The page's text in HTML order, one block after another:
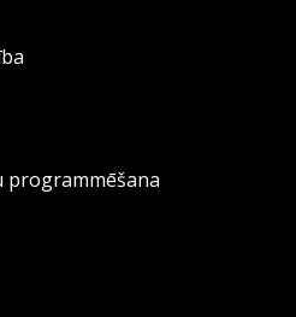
programmēšana